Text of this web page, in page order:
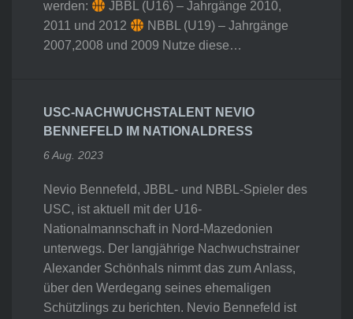
werden:
JBBL (U16) – Jahrgänge 2010,
2011 und 2012
NBBL (U19) – Jahrgänge
2007,2008 und 2009 Nutze diese…
USC-NACHWUCHSTALENT NEVIO
BENNEFELD IM NATIONALDRESS
6 Aug. 2023
Nevio Bennefeld, JBBL- und NBBL-Spieler des
USC, ist aktuell mit der U16-
Nationalmannschaft in Nord-Mazedonien
unterwegs. Der langjährige Nachwuchstrainer
Alexander Schönhals nimmt das zum Anlass,
über den Werdegang seines ehemaligen
Schützlings zu berichten. Nevio Bennefeld ist